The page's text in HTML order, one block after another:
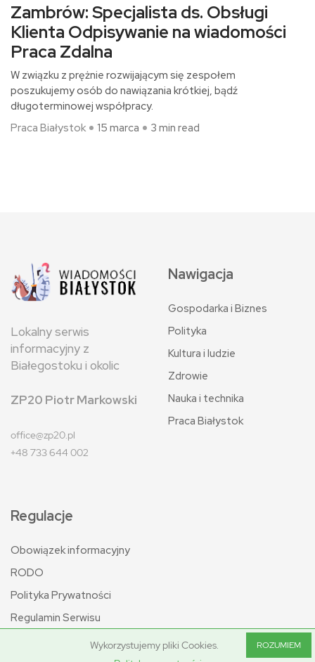
Zambrów: Specjalista ds. Obsługi
Klienta Odpisywanie na wiadomości
Praca Zdalna
W związku z prężnie rozwijającym się zespołem
poszukujemy osób do nawiązania krótkiej, bądź
długoterminowej współpracy.
Praca Białystok
15 marca 3 min read
Lokalny serwis
informacyjny z
Białegostoku i okolic
ZP20 Piotr Markowski
office@zp20.pl
+48 733 644 002
Nawigacja
Gospodarka i Biznes
Polityka
Kultura i ludzie
Zdrowie
Nauka i technika
Praca Białystok
Regulacje
Obowiązek informacyjny
RODO
Polityka Prywatności
Regulamin Serwisu
Wykorzystujemy pliki Cookies.
ROZUMIEM